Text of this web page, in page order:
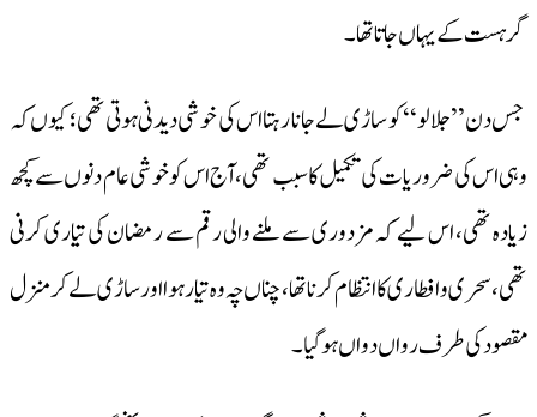
گرہست کے یہاں جاتا تھا۔
جس دن ’’جلالو‘‘ کو ساڑی لے جانا رہتا اس کی خوشی دیدنی ہوتی تھی؛ کیوں کہ
وہی اس کی ضروریات کی تکمیل کا سبب تھی، آج اس کوخوشی عام دنوں سے کچھ
زیادہ تھی، اس لیے کہ مزدوری سے ملنے والی رقم سے رمضان کی تیاری کرنی
تھی، سحری وافطاری کا انتظام کرنا تھا، چناں چہ وہ تیار ہوا اور ساڑی لے کر منزل
مقصود کی طرف رواں دواں ہوگیا۔